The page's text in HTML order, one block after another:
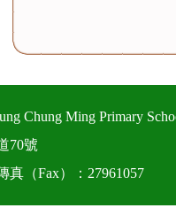
Chung Ming Primary
70號
真（Fax）：27961057